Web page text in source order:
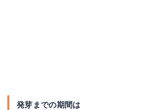
発芽までの期間は